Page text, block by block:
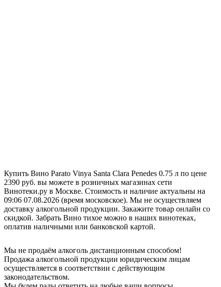
Купить Вино Parato Vinya Santa Clara Penedes 0.75 л по цене
2390 руб. вы можете в розничных магазинах сети
Винотеки.ру в Москве. Стоимость и наличие актуальны на
09:06 07.08.2026 (время московское). Мы не осуществляем
доставку алкогольной продукции. Закажите товар онлайн со
скидкой. Забрать Вино тихое можно в наших винотеках,
оплатив наличными или банковской картой.
Мы не продаём алкоголь дистанционным способом!
Продажа алкогольной продукции юридическим лицам
осуществляется в соответствии с действующим
законодательством.